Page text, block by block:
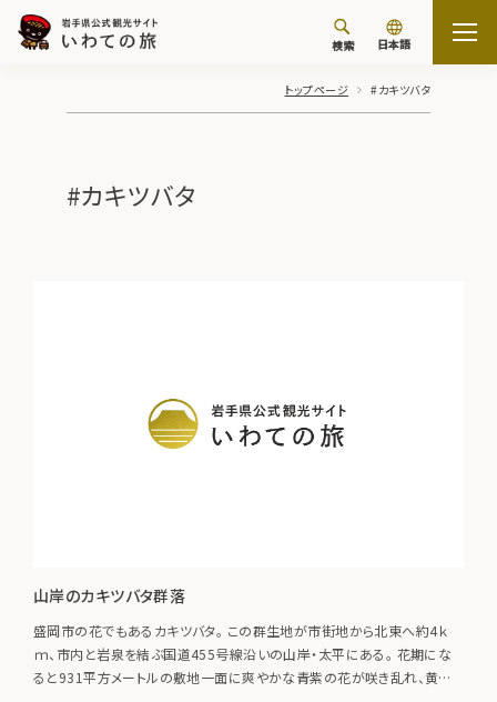
検索 日本語
トップページ #カキツバタ
#カキツバタ
山岸のカキツバタ群落
盛岡市の花でもあるカキツバタ。 この群生地が市街地から北東へ約4ｋ
ｍ、市内と岩泉を結ぶ国道455号線沿いの山岸・太平にある。 花期にな
ると931平方メートルの敷地一面に爽やかな青紫の花が咲き乱れ、黄緑